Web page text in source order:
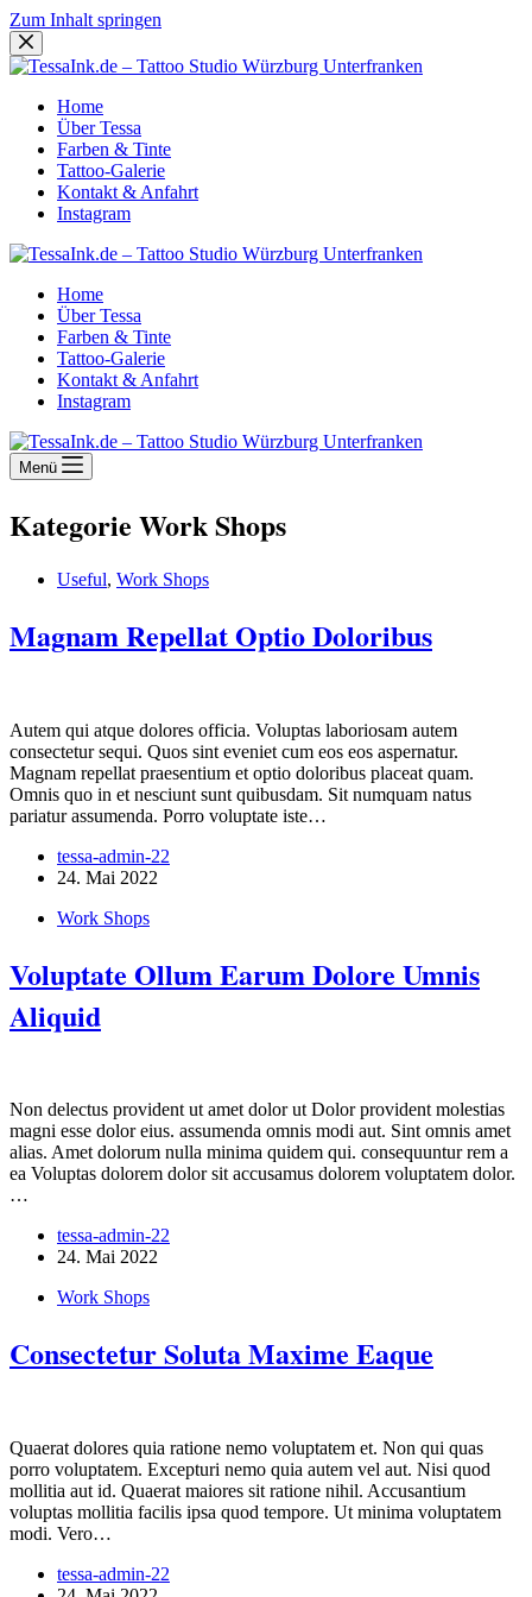
Zum Inhalt springen
Home
Über Tessa
Farben & Tinte
Tattoo-Galerie
Kontakt & Anfahrt
Instagram
Home
Über Tessa
Farben & Tinte
Tattoo-Galerie
Kontakt & Anfahrt
Instagram
Menü
Kategorie Work Shops
Useful, Work Shops
Magnam Repellat Optio Doloribus
Autem qui atque dolores officia. Voluptas laboriosam autem
consectetur sequi. Quos sint eveniet cum eos eos aspernatur.
Magnam repellat praesentium et optio doloribus placeat quam.
Omnis quo in et nesciunt sunt quibusdam. Sit numquam natus
pariatur assumenda. Porro voluptate iste…
tessa-admin-22
24. Mai 2022
Work Shops
Voluptate Ollum Earum Dolore Umnis
Aliquid
Non delectus provident ut amet dolor ut Dolor provident molestias
magni esse dolor eius. assumenda omnis modi aut. Sint omnis amet
alias. Amet dolorum nulla minima quidem qui. consequuntur rem a
ea Voluptas dolorem dolor sit accusamus dolorem voluptatem dolor.
…
tessa-admin-22
24. Mai 2022
Work Shops
Consectetur Soluta Maxime Eaque
Quaerat dolores quia ratione nemo voluptatem et. Non qui quas
porro voluptatem. Excepturi nemo quia autem vel aut. Nisi quod
mollitia aut id. Quaerat maiores sit ratione nihil. Accusantium
voluptas mollitia facilis ipsa quod tempore. Ut minima voluptatem
modi. Vero…
tessa-admin-22